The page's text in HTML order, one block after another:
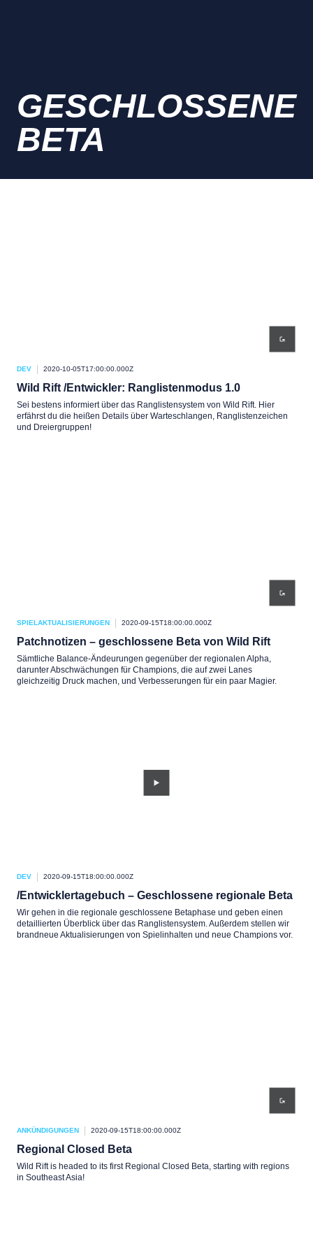
GESCHLOSSENE
BETA
DEV 2020-10-05T17:00:00.000Z
Wild Rift /Entwickler: Ranglistenmodus 1.0
Sei bestens informiert über das Ranglistensystem von Wild Rift. Hier
erfährst du die heißen Details über Warteschlangen, Ranglistenzeichen
und Dreiergruppen!
SPIELAKTUALISIERUNGEN 2020-09-15T18:00:00.000Z
Patchnotizen – geschlossene Beta von Wild Rift
Sämtliche Balance-Ändeurungen gegenüber der regionalen Alpha,
darunter Abschwächungen für Champions, die auf zwei Lanes
gleichzeitig Druck machen, und Verbesserungen für ein paar Magier.
DEV 2020-09-15T18:00:00.000Z
/Entwicklertagebuch – Geschlossene regionale Beta
Wir gehen in die regionale geschlossene Betaphase und geben einen
detaillierten Überblick über das Ranglistensystem. Außerdem stellen wir
brandneue Aktualisierungen von Spielinhalten und neue Champions vor.
ANKÜNDIGUNGEN 2020-09-15T18:00:00.000Z
Regional Closed Beta
Wild Rift is headed to its first Regional Closed Beta, starting with regions
in Southeast Asia!